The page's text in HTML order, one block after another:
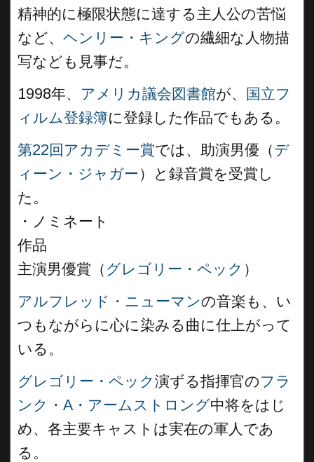
精神的に極限状態に達する主人公の苦悩
など、 ヘンリー・キングの繊細な人物描
写なども見事だ。
1998年、 アメリカ議会図書館が、
国立フ
ィルム登録簿に登録した作品でもある。
第22回アカデミー賞では、助演男優（デ
ィーン・ジャガー）と録音賞を受賞し
た。
・ノミネート
作品
主演男優賞（ グレゴリー・ペック ）
アルフレッド・ニューマンの音楽も、い
つもながらに心に染みる曲に仕上がって
いる。
グレゴリー・ペック演ずる指揮官のフラ
ンク・A・アームストロング中将をはじ
め、各主要キャストは実在の軍人であ
る。